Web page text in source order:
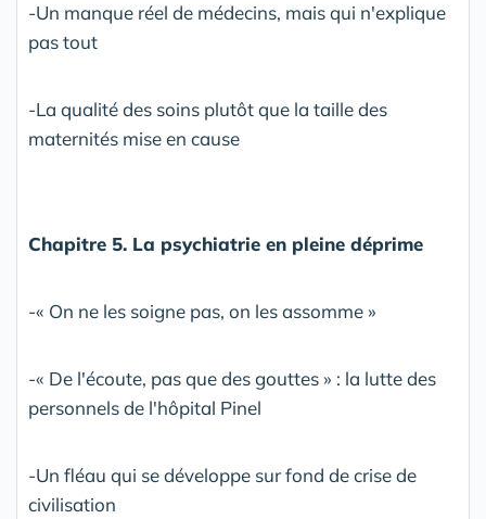
-Un manque réel de médecins, mais qui n'explique
pas tout
-La qualité des soins plutôt que la taille des
maternités mise en cause
Chapitre 5. La psychiatrie en pleine déprime
-« On ne les soigne pas, on les assomme »
-« De l'écoute, pas que des gouttes » : la lutte des
personnels de l'hôpital Pinel
-Un fléau qui se développe sur fond de crise de
civilisation